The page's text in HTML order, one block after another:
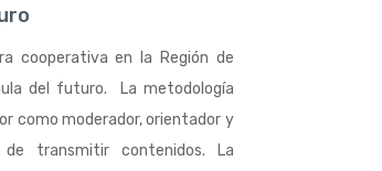
cooperativa en la Región de
del futuro. La metodología
como moderador, orientador y
transmitir contenidos. La